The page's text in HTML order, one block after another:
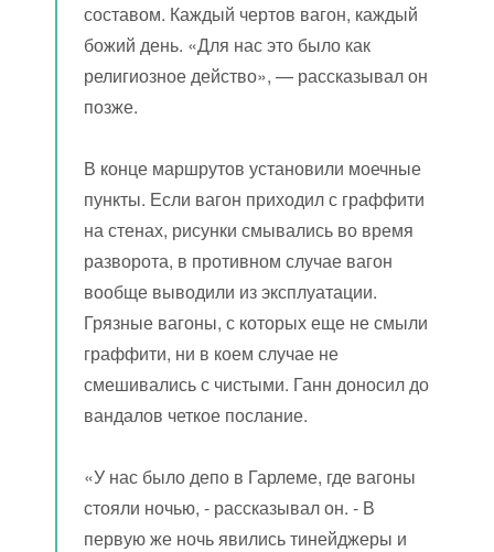
составом. Каждый чертов вагон, каждый
божий день. «Для нас это было как
религиозное действо», — рассказывал он
позже.
В конце маршрутов установили моечные
пункты. Если вагон приходил с граффити
на стенах, рисунки смывались во время
разворота, в противном случае вагон
вообще выводили из эксплуатации.
Грязные вагоны, с которых еще не смыли
граффити, ни в коем случае не
смешивались с чистыми. Ганн доносил до
вандалов четкое послание.
«У нас было депо в Гарлеме, где вагоны
стояли ночью, - рассказывал он. - В
первую же ночь явились тинейджеры и